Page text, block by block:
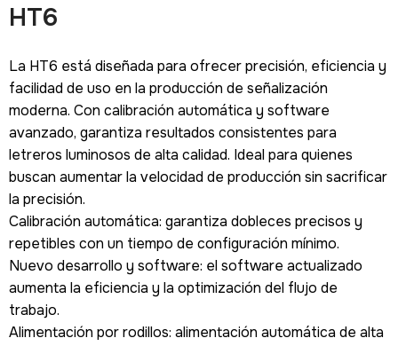
HT6
La HT6 está diseñada para ofrecer precisión, eficiencia y
facilidad de uso en la producción de señalización
moderna. Con calibración automática y software
avanzado, garantiza resultados consistentes para
letreros luminosos de alta calidad. Ideal para quienes
buscan aumentar la velocidad de producción sin sacrificar
la precisión.
Calibración automática: garantiza dobleces precisos y
repetibles con un tiempo de configuración mínimo.
Nuevo desarrollo y software: el software actualizado
aumenta la eficiencia y la optimización del flujo de
trabajo.
Alimentación por rodillos: alimentación automática de alta